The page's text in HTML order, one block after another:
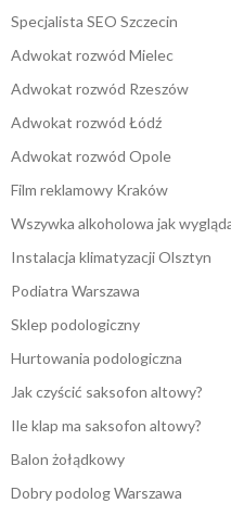
Specjalista SEO Szczecin
Adwokat rozwód Mielec
Adwokat rozwód Rzeszów
Adwokat rozwód Łódź
Adwokat rozwód Opole
Film reklamowy Kraków
Wszywka alkoholowa jak
Instalacja klimatyzacji Olsztyn
Podiatra Warszawa
Sklep podologiczny
Hurtowania podologiczna
Jak czyścić saksofon altowy?
Ile klap ma saksofon altowy?
Balon żołądkowy
Dobry podolog Warszawa